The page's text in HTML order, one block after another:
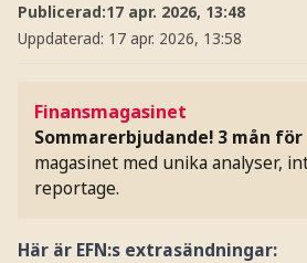
Publicerad:17 apr. 2026, 13:48
Uppdaterad: 17 apr. 2026, 13:58
Finansmagasinet
Sommarerbjudande! 3 mån
magasinet med unika analyser,
reportage.
Här är EFN:s extrasändningar: